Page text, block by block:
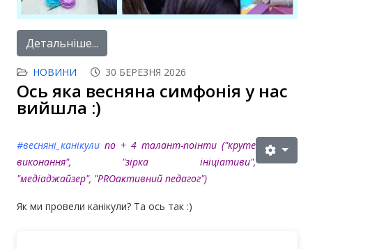
Детальніше...
НОВИНИ 30 БЕРЕЗНЯ 2026
Ось яка весняна симфонія у нас
вийшла :)
#весняні_канікули по + 4 талант-поінти ("круте
виконання", "зірка ініціативи",
"медіаджайзер", "PROактивний педагог")
Як ми провели канікули? Та ось так :)